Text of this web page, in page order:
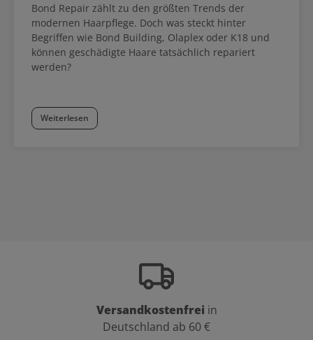
Bond Repair zählt zu den größten Trends der
modernen Haarpflege. Doch was steckt hinter
Begriffen wie Bond Building, Olaplex oder K18 und
können geschädigte Haare tatsächlich repariert
werden?
Weiterlesen
Versandkostenfrei in
Deutschland ab 60 €